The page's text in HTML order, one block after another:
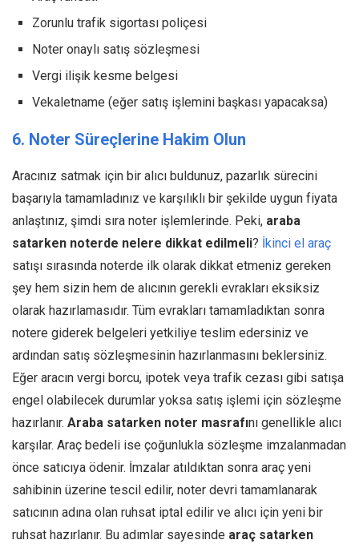
Zorunlu trafik sigortası poliçesi
Noter onaylı satış sözleşmesi
Vergi ilişik kesme belgesi
Vekaletname (eğer satış işlemini başkası yapacaksa)
6. Noter Süreçlerine Hakim Olun
Aracınız satmak için bir alıcı buldunuz, pazarlık sürecini
başarıyla tamamladınız ve karşılıklı bir şekilde uygun fiyata
anlaştınız, şimdi sıra noter işlemlerinde. Peki, araba
satarken noterde nelere dikkat edilmeli? İkinci el araç
satışı sırasında noterde ilk olarak dikkat etmeniz gereken
şey hem sizin hem de alıcının gerekli evrakları eksiksiz
olarak hazırlamasıdır. Tüm evrakları tamamladıktan sonra
notere giderek belgeleri yetkiliye teslim edersiniz ve
ardından satış sözleşmesinin hazırlanmasını beklersiniz.
Eğer aracın vergi borcu, ipotek veya trafik cezası gibi satışa
engel olabilecek durumlar yoksa satış işlemi için sözleşme
hazırlanır. Araba satarken noter masrafını genellikle alıcı
karşılar. Araç bedeli ise çoğunlukla sözleşme imzalanmadan
önce satıcıya ödenir. İmzalar atıldıktan sonra araç yeni
sahibinin üzerine tescil edilir, noter devri tamamlanarak
satıcının adına olan ruhsat iptal edilir ve alıcı için yeni bir
ruhsat hazırlanır. Bu adımlar sayesinde araç satarken